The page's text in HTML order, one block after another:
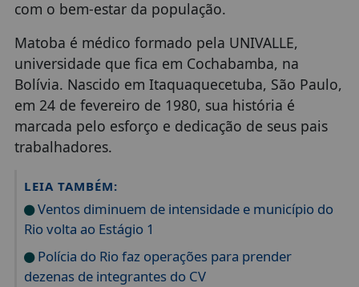
com o bem-estar da população.
Matoba é médico formado pela UNIVALLE,
universidade que fica em Cochabamba, na
Bolívia. Nascido em Itaquaquecetuba, São Paulo,
em 24 de fevereiro de 1980, sua história é
marcada pelo esforço e dedicação de seus pais
trabalhadores.
LEIA TAMBÉM:
Ventos diminuem de intensidade e município do
Rio volta ao Estágio 1
Polícia do Rio faz operações para prender
dezenas de integrantes do CV